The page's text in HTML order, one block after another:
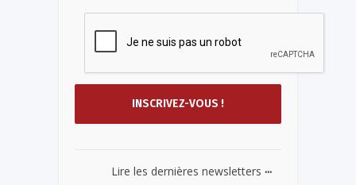
Lire les dernières newsletters ...